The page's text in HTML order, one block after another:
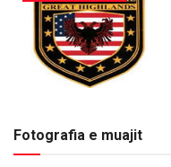
Fotografia e muajit